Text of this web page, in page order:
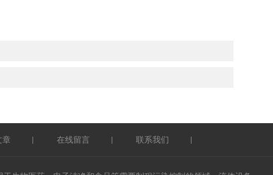
章 在线留言 联系我们